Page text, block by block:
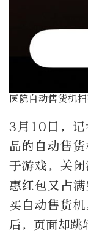
医院自动售货机
3月10日，记
品的自动售
于游戏，关
惠红包又占
买自动售货
后，页面却跳